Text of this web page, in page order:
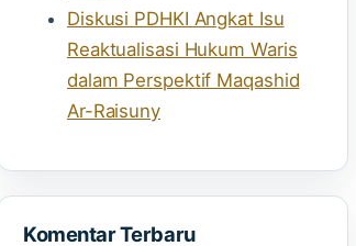
Diskusi PDHKI Angkat Isu
Reaktualisasi Hukum Waris
dalam Perspektif Maqashid
Ar-Raisuny
Komentar Terbaru